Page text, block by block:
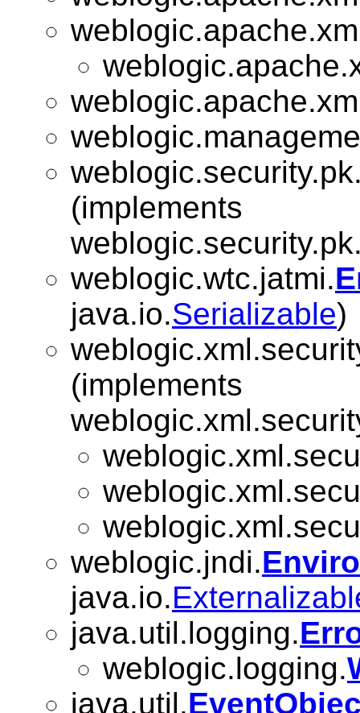
(implements
weblogic.wtc.jatmi.
java.io.Serializable)
(implements
weblogic.jndi.
java.io.
java.util.logging.
weblogic.logging.
java.util.